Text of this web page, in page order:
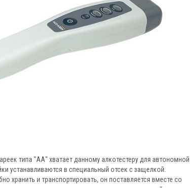
типа "АА" хватает данному алкотестеру для автономной
устанавливаются в специальный отсек с защелкой.
хранить и транспортировать, он поставляется вместе со